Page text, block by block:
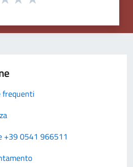
frequenti
+39 0541 966511